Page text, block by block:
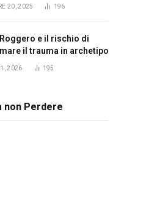
20, 2025 196
Roggero e il rischio di
il trauma in archetipo
2026 195
non Perdere